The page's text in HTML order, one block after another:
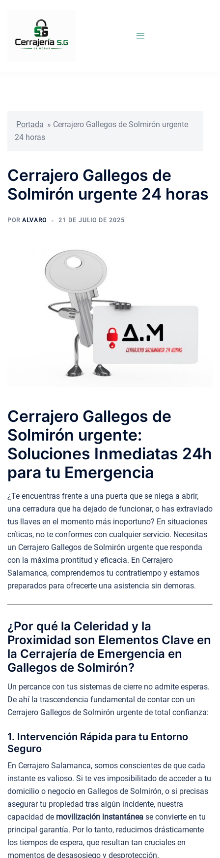
Portada » Cerrajero Gallegos de Solmirón urgente
24 horas
Cerrajero Gallegos de
Solmirón urgente 24 horas
POR ALVARO 21 DE JULIO DE 2025
Cerrajero Gallegos de
Solmirón urgente:
Soluciones Inmediatas 24h
para tu Emergencia
¿Te encuentras frente a una puerta que se niega a abrir,
una cerradura que ha dejado de funcionar, o has extraviado
tus llaves en el momento más inoportuno? En situaciones
críticas, no te conformes con cualquier servicio. Necesitas
un Cerrajero Gallegos de Solmirón urgente que responda
con la máxima prontitud y eficacia. En Cerrajero
Salamanca, comprendemos tu contratiempo y estamos
preparados para ofrecerte una asistencia sin demoras.
¿Por qué la Celeridad y la
Proximidad son Elementos Clave en
la Cerrajería de Emergencia en
Gallegos de Solmirón?
Un percance con tus sistemas de cierre no admite esperas.
De ahí la trascendencia fundamental de contar con un
Cerrajero Gallegos de Solmirón urgente de total confianza:
1. Intervención Rápida para tu Entorno
Seguro
En Cerrajero Salamanca, somos conscientes de que cada
instante es valioso. Si te ves imposibilitado de acceder a tu
domicilio o negocio en Gallegos de Solmirón, o si precisas
asegurar tu propiedad tras algún incidente, nuestra
capacidad de movilización instantánea se convierte en tu
principal garantía. Por lo tanto, reducimos drásticamente
los tiempos de espera, que resultan tan cruciales en
momentos de desasosiego y desprotección.